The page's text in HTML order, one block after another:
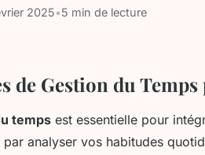
2025•5 min de lecture
de Gestion du
temps est essentielle pour
par analyser vos habitudes